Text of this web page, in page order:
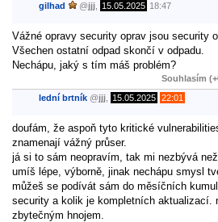
gilhad @jjj 15.05.2025 18:47
Vážné opravy security oprav jsou security
Všechen ostatní odpad skončí v odpadu.
Nechápu, jaký s tím máš problém?
Souhlasím
lední brtník @jjj 15.05.2025 22:01
doufám, že aspoň tyto kritické
znamenají vážný průser.
já si to sám neopravím, tak mi nezbývá
umíš lépe, výborně, jinak nechápu smysl
můžeš se podívát sám do měsíčních
security a kolik je kompletních aktualizací.
zbytečným hnojem.